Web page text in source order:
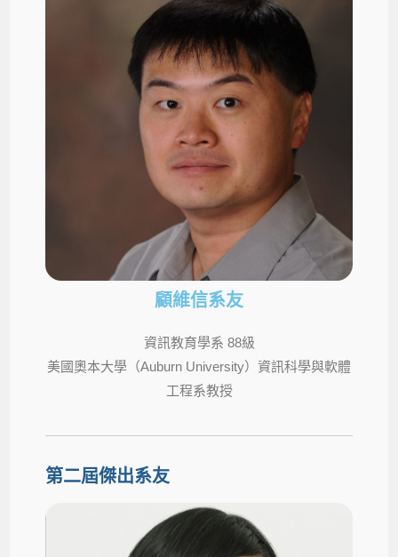
顧維信系友
資訊教育學系 88級
美國奧本大學（Auburn University）資訊科學與軟體
工程系教授
第二屆傑出系友